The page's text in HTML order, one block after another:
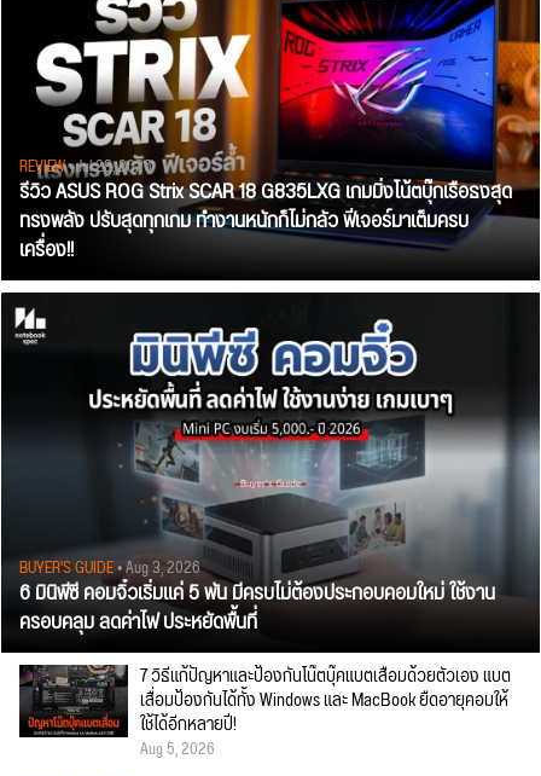
REVIEW• Jul 28, 2026
รีวิว ASUS ROG Strix SCAR 18 G835LXG เกมมิ่งโน้ตบุ๊กเรือธงสุด
ทรงพลัง ปรับสุดทุกเกม ทำงานหนักก็ไม่กลัว ฟีเจอร์มาเต็มครบ
เครื่อง!!
BUYER'S GUIDE• Aug 3, 2026
6 มินิพีซี คอมจิ๋วเริ่มแค่ 5 พัน มีครบไม่ต้องประกอบคอมใหม่ ใช้งาน
ครอบคลุม ลดค่าไฟ ประหยัดพื้นที่
7 วิธีแก้ปัญหาและป้องกันโน๊ตบุ๊คแบตเสื่อมด้วยตัวเอง แบต
เสื่อมป้องกันได้ทั้ง Windows และ MacBook ยืดอายุคอมให้
ใช้ได้อีกหลายปี!
Aug 5, 2026